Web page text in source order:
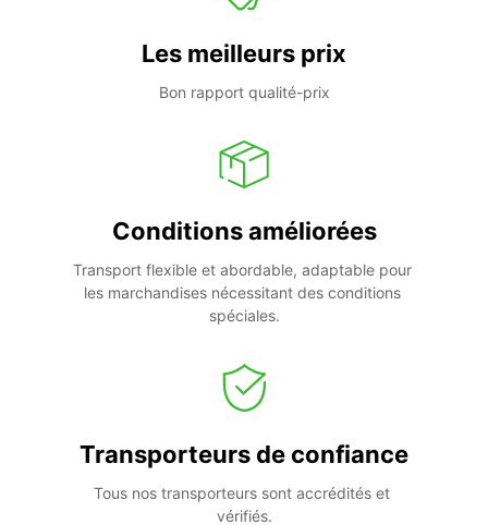
Les meilleurs prix
Bon rapport qualité-prix
Conditions améliorées
Transport flexible et abordable, adaptable pour
les marchandises nécessitant des conditions
spéciales.
Transporteurs de confiance
Tous nos transporteurs sont accrédités et
vérifiés.